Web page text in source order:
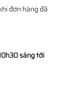
đơn hàng đã
sáng tới